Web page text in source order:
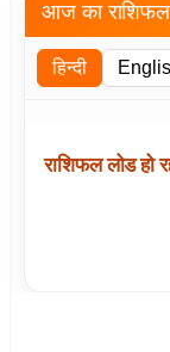
आज का राशिफल
हिन्दी
राशिफल लोड हो